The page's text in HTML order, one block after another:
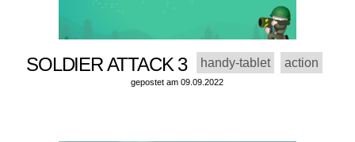
SOLDIER ATTACK 3 handy-tablet action
gepostet am 09.09.2022